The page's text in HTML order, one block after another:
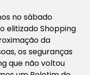
no sábado
elitizado Shopping
da
os seguranças
que não voltou